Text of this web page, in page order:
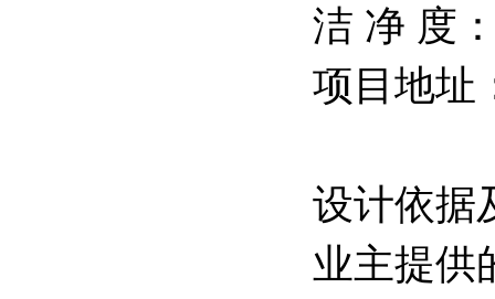
洁 净 度
项目地址
设计依
业主提供